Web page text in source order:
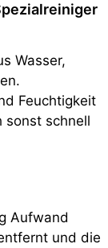
Wasser,
Feuchtigkeit
sonst schnell
Aufwand
und die